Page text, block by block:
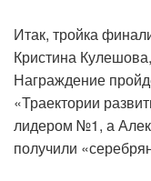
Итак, тройка
Кристина
Награждение
«Траектории
лидером №1, а
получили